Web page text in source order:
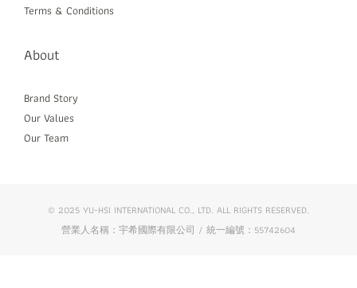
Terms & Conditions
About
Brand Story
Our Values
Our Team
© 2025 YU-HSI INTERNATIONAL CO., LTD. ALL RIGHTS RESERVED.
營業人名稱：宇希國際有限公司 / 統一編號：55742604